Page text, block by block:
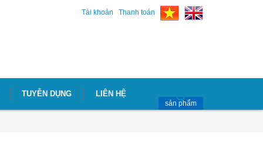
Tài khoản Thanh toán
TUYỄN DỤNG LIÊN HỆ
sản phẩm